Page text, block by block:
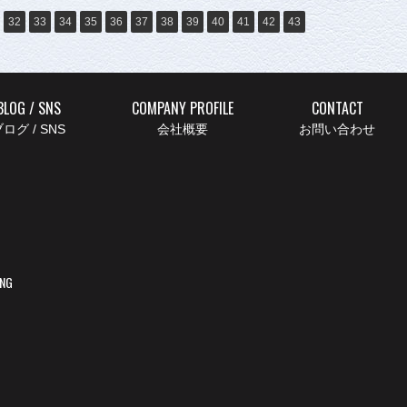
32 33 34 35 36 37 38 39 40 41 42 43
/ SNS
ログ / SNS
COMPANY PROFILE
会社概要
CONTACT
お問い合わせ